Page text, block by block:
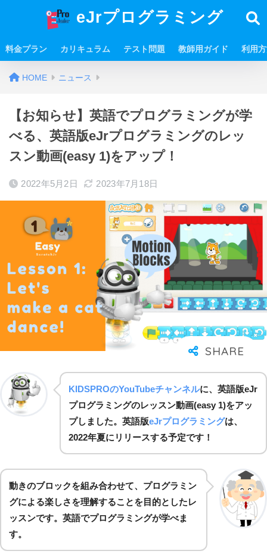
eJrプログラミング
料金プラン カリキュラム テスト問題 教師用ガイド 利用
HOME ニュース
【お知らせ】英語でプログラミングが学
べる、英語版eJrプログラミングのレッ
スン動画(easy 1)をアップ！
2022年5月2日 2023年7月18日
KIDSPROのYouTubeチャンネルに、英語版eJr
プログラミングのレッスン動画(easy 1)をアッ
プしました。英語版eJrプログラミングは、
2022年夏にリリースする予定です！
動きのブロックを組み合わせて、プログラミン
グによる楽しさを理解することを目的としたレ
ッスンです。英語でプログラミングが学べま
す。